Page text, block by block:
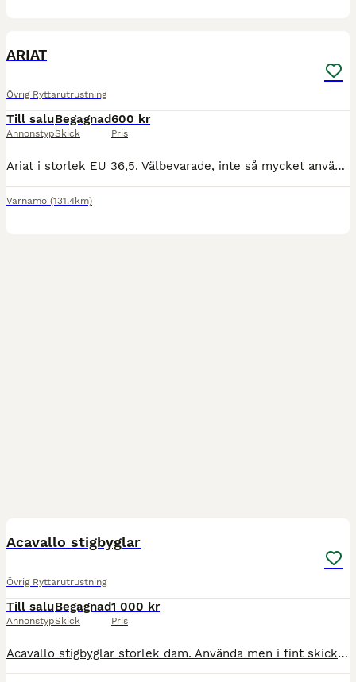
ARIAT
Övrig Ryttarutrustning
Till salu
Annonstyp
Begagnad
Skick
600 kr
Pris
Ariat i storlek EU 36,5. Välbevarade, inte så mycket använda.
Värnamo (131.4km)
Acavallo stigbyglar
Övrig Ryttarutrustning
Till salu
Annonstyp
Begagnad
Skick
1 000 kr
Pris
Acavallo stigbyglar storlek dam. Använda men i fint skick. Hämtas eller skickas (köparen står för frakt).